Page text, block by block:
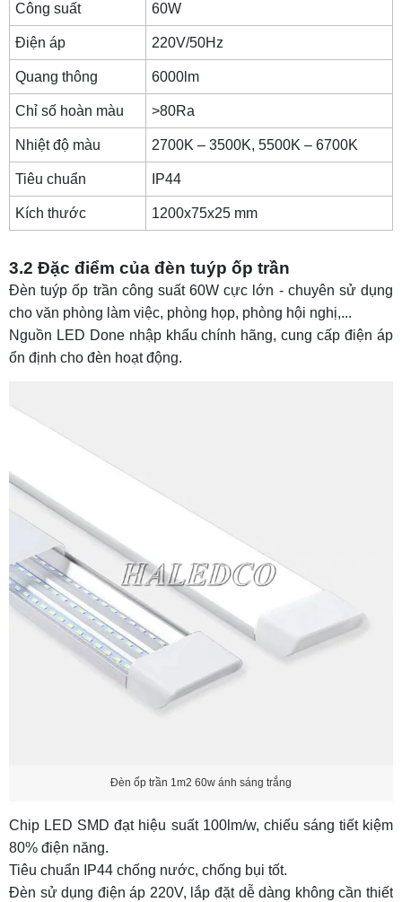
Công suất 60W
Điện áp 220V/50Hz
Quang thông 6000lm
Chỉ số hoàn màu >80Ra
Nhiệt độ màu 2700K – 3500K, 5500K – 6700K
Tiêu chuẩn IP44
Kích thước 1200x75x25 mm
3.2 Đặc điểm của đèn tuýp ốp trần
Đèn tuýp ốp trần công suất 60W cực lớn - chuyên sử dụng
cho văn phòng làm việc, phòng họp, phòng hội nghị,...
Nguồn LED Done nhập khẩu chính hãng, cung cấp điện áp
ổn định cho đèn hoạt động.
Đèn ốp trần 1m2 60w ánh sáng trắng
Chip LED SMD đạt hiệu suất 100lm/w, chiếu sáng tiết kiệm
80% điện năng.
Tiêu chuẩn IP44 chống nước, chống bụi tốt.
Đèn sử dụng điện áp 220V, lắp đặt dễ dàng không cần thiết